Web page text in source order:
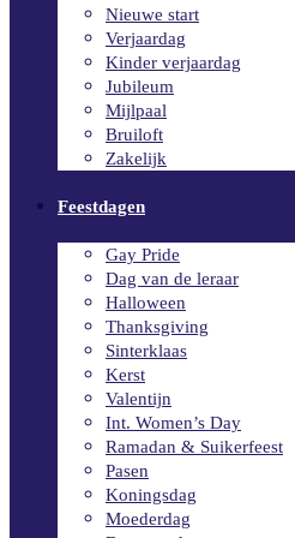
Nieuwe start
Verjaardag
Kinder verjaardag
Jubileum
Mijlpaal
Bruiloft
Zakelijk
Feestdagen
Gay Pride
Dag van de leraar
Halloween
Thanksgiving
Sinterklaas
Kerst
Valentijn
Int. Women’s Day
Ramadan & Suikerfeest
Pasen
Koningsdag
Moederdag